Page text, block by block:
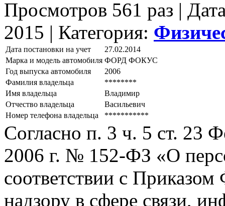
Просмотров 561 раз |
2015 | Категория:
Дата постановки на учет
27.02.2014
Марка и модель автомобиля ФОРД ФОКУС
Год выпуска автомобиля
2006
Фамилия владельца
********
Имя владельца
Владимир
Отчество владельца
Васильевич
Номер телефона владельца
***********
Согласно п. 3 ч. 5 ст. 23
2006 г. № 152-ФЗ «О
соответствии с
надзору в сфере связи,